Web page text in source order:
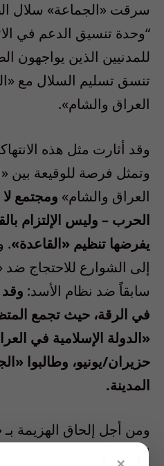
سرقت «الجماعة» سلال
“وحدة تنسيق الدعم في
للمدنيين الذين يواجهون
تنسق تسليم السلال مع
العراق والشام».
وقد أثارت مثل هذه
وتمثل فرصة للوقيعة بين
العراق والشام» ومجتمع
الحرب – وليس الإلتزام
يفرضها تنظيم «القاعدة».
إلى الشوارع للاحتجاج ضد
سابقاً ضد نظام الأسد:
في الرقة، حيث تجمع
«الدولة الإسلامية في
حزيران/يونيو، وطالبوا
المدينة.
ومن أجل إلحاق الهزيمة بـ
العراق والشام»، على